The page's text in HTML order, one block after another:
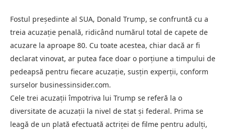
Fostul președinte al SUA, Donald Trump, se confruntă cu a
treia acuzație penală, ridicând numărul total de capete de
acuzare la aproape 80. Cu toate acestea, chiar dacă ar fi
declarat vinovat, ar putea face doar o porțiune a timpului de
pedeapsă pentru fiecare acuzație, susțin experții, conform
surselor businessinsider.com.
Cele trei acuzații împotriva lui Trump se referă la o
diversitate de acuzații la nivel de stat și federal. Prima se
leagă de un plată efectuată actriței de filme pentru adulți,